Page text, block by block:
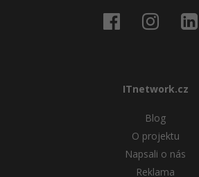
ITnetwork.cz
Blog
O projektu
Napsali o nás
Reklama